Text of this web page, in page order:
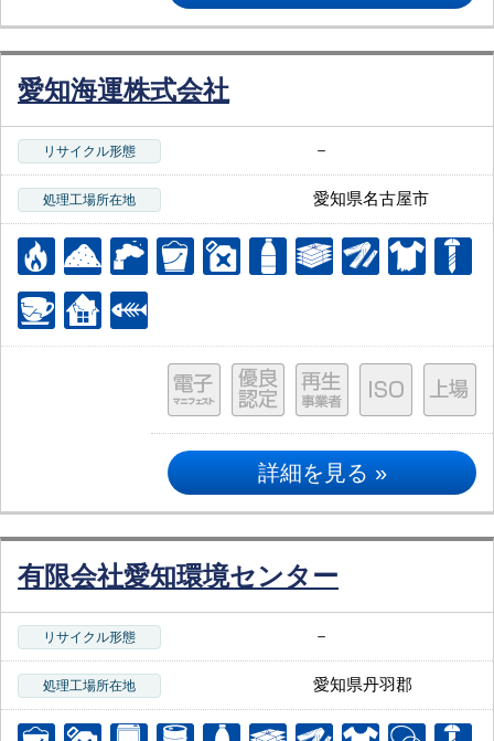
愛知海運株式会社
リサイクル形態 －
処理工場所在地 愛知県名古屋市
詳細を見る »
有限会社愛知環境センター
リサイクル形態 －
処理工場所在地 愛知県丹羽郡